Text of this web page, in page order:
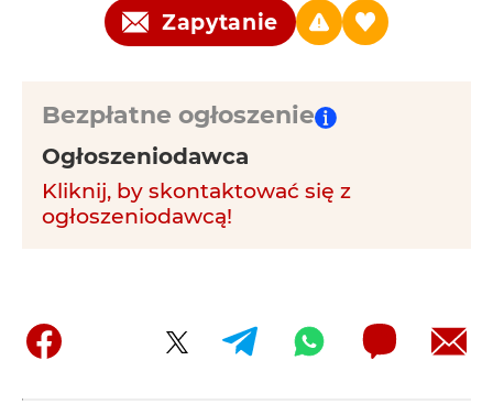
Zapytanie
Bezpłatne ogłoszenie
Ogłoszeniodawca
Kliknij, by skontaktować się z
ogłoszeniodawcą!